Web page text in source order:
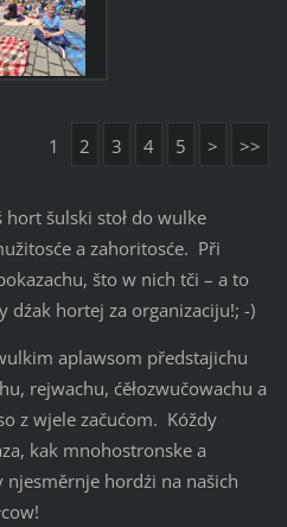
1 2 3 4 5 > >>
šulski stoł do wulke
a zahoritosće. Při
što w nich tči – a to
dźak hortej za organizaciju!; -)
aplawsom předstajichu
rejwachu, ćěłozwučowachu a
z wjele začućom. Kóždy
kak mnohostronske a
njesměrnje hordźi na našich